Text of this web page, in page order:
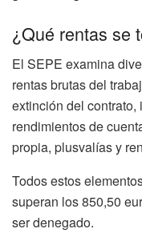
¿Qué rentas se
El SEPE examina
rentas brutas del
extinción del
rendimientos de
propia, plusvalías y
Todos estos
superan los 850,50
ser denegado.